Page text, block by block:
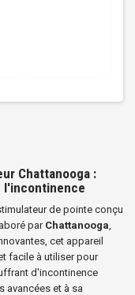
Chattanooga :
l'incontinence
de pointe conçu
par Chattanooga,
cet appareil
facile à utiliser pour
d'incontinence
avancées et à sa